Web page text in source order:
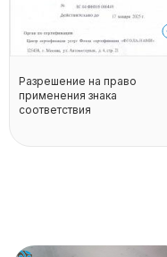
Разрешение на право
применения знака
соответствия